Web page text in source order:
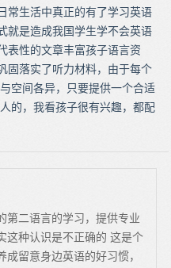
常生活中真正的有了学习英语
就是造成我国学生学不会英语
表性的文章丰富孩子语言资
固落实了听力材料，由于每个
空间各异，只要提供一个合适
的，我看孩子很有兴趣，都配
第二语言的学习，提供专业
这种认识是不正确的 这是个
留意身边英语的好习惯，